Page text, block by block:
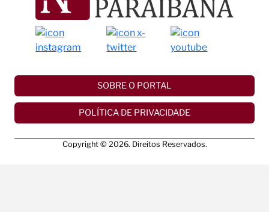
SOBRE O PORTAL
POLÍTICA DE PRIVACIDADE
Copyright © 2026. Direitos Reservados.